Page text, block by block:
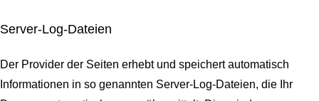
Server-Log-Dateien
Der Provider der Seiten erhebt und speichert automatisch
Informationen in so genannten Server-Log-Dateien, die Ihr